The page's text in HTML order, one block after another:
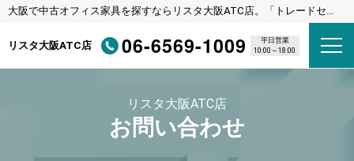
大阪で中古オフィス家具を探すならリスタ大阪ATC店。「トレードセン
リスタ大阪ATC店
06-6569-1009
平日営業
10:00～18:00
リスタ大阪ATC店
お問い合わせ